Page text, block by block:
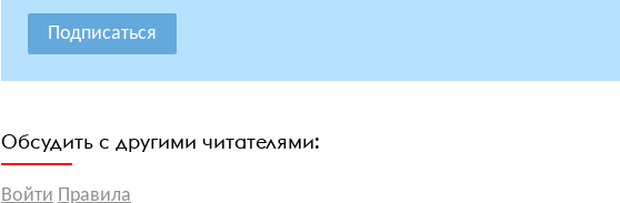
Подписаться
Обсудить с другими читателями:
Войти Правила